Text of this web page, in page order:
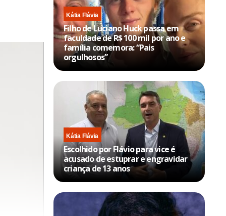
Kátia Flávia
Filho de Luciano Huck passa em
faculdade de R$ 100 mil por ano e
família comemora: “Pais
orgulhosos”
Kátia Flávia
Escolhido por Flávio para vice é
acusado de estuprar e engravidar
criança de 13 anos